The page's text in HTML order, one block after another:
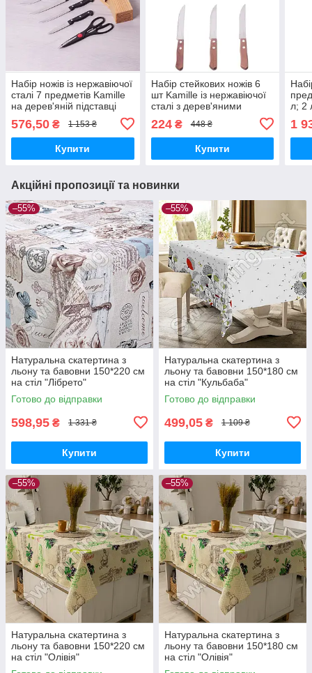
Набір ножів із нержавіючої
сталі 7 предметів Kamille
на дерев'яній підставці
576,50 ₴ 1 153 ₴
Купити
Набір стейкових ножів 6
шт Kamille із нержавіючої
сталі з дерев'яними
224₴ 448 ₴
Купити
л; 2
1
Акційні пропозиції та новинки
–55%
Натуральна скатертина з
льону та бавовни 150*220 см
на стіл "Лібрето"
Готово до відправки
598,95 ₴ 1 331 ₴
Купити
–55%
Натуральна скатертина з
льону та бавовни 150*180 см
на стіл "Кульбаба"
Готово до відправки
499,05 ₴ 1 109 ₴
Купити
–55%
Натуральна скатертина з
льону та бавовни 150*220 см
на стіл "Олівія"
–55%
Натуральна скатертина з
льону та бавовни 150*180 см
на стіл "Олівія"